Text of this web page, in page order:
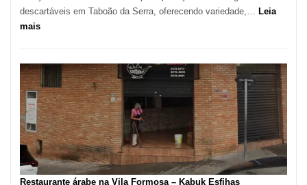
descartáveis em Taboão da Serra, oferecendo variedade,… Leia
mais:
Embalagens
e
Descartáveis
no
Taboão
da
Serra
SP
Restaurante árabe na Vila Formosa – Kabuk Esfihas